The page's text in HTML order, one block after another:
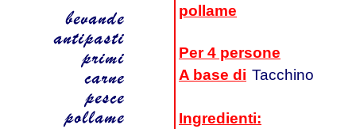
pollame
Per 4 persone
A base di Tacchino
Ingredienti: